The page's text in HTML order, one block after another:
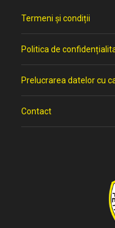
Termeni și condiții
Politica de
Prelucrarea datelor cu
Contact